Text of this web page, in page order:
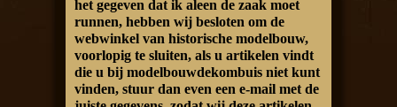
het gegeven dat ik aleen de zaak moet
runnen, hebben wij besloten om de
webwinkel van historische modelbouw,
voorlopig te sluiten, als u artikelen vindt
die u bij modelbouwdekombuis niet kunt
vinden, stuur dan even een e-mail met de